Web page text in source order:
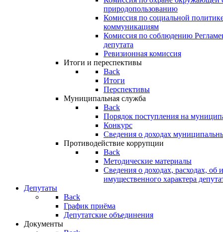
природопользованию
Комиссия по социальной
коммуникациям
Комиссия по соблюдению
депутата
Ревизионная комиссия
Итоги и переспективы
Back
Итоги
Перспективы
Муниципальная служба
Back
Порядок поступления на
Конкурс
Сведения о доходах
Противодействие коррупции
Back
Методические материалы
Сведения о доходах, расходах, об
имущественного характера
Депутаты
Back
График приёма
Депутатские объединения
Документы